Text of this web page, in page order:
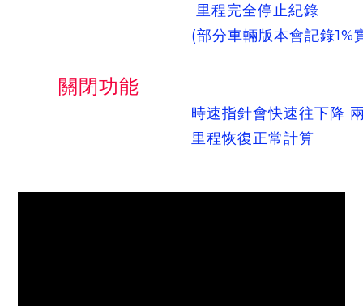
里程完全停止紀錄
(部分車輛版本會記錄1%實
關閉功能
時速指針會快速往下降 兩
里程恢復正常計算